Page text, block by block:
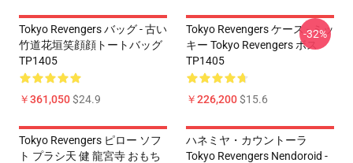
Tokyo Revengers バッグ - 古い
竹道花垣笑顔顔トートバッグ
TP1405
￥361,050$24.9
Tokyo Revengers ケース - ミッ
キー Tokyo Revengers ボス
TP1405
￥226,200$15.6
-32%
Tokyo Revengers ピロー ソフ
ト プラシ天 健 龍宮寺 おもち
ハネミヤ・カウントーラ
Tokyo Revengers Nendoroid -